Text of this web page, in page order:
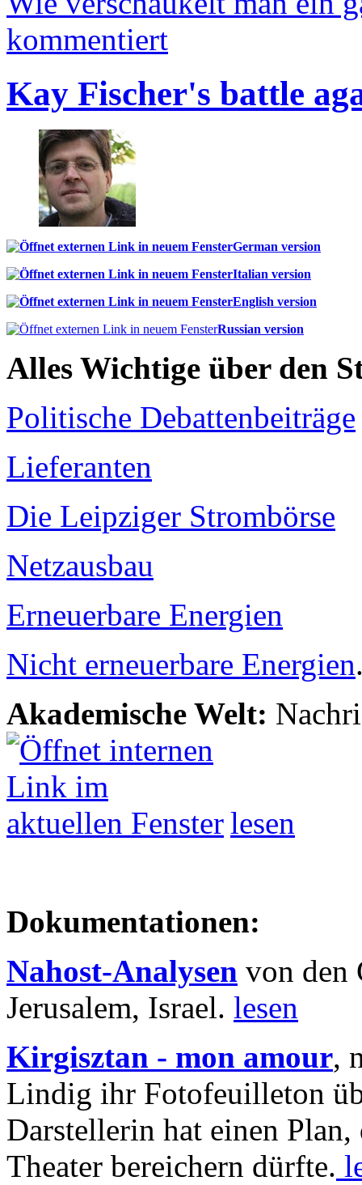
kommentiert
Kay Fischer's battle
German version
Italian version
English version
Russian version
Alles Wichtige über den
Politische Debattenbeiträge
Lieferanten
Die Leipziger Strombörse
Netzausbau
Erneuerbare Energien
Nicht erneuerbare Energien
Akademische Welt:
lesen
Dokumentationen:
Nahost-Analysen von den
Jerusalem, Israel. lesen
Kirgisztan - mon amour,
Lindig ihr Fotofeuilleton
Darstellerin hat einen Plan,
Theater bereichern dürfte.